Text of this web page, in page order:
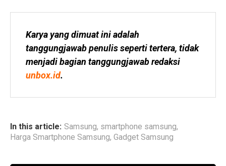
Karya yang dimuat ini adalah
tanggungjawab penulis seperti tertera, tidak
unbox.id.
In this article: Samsung, smartphone samsung,
Harga Smartphone Samsung, Gadget Samsung